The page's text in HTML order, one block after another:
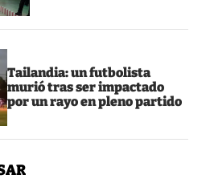
Tailandia: un futbolista
murió tras ser impactado
por un rayo en pleno partido